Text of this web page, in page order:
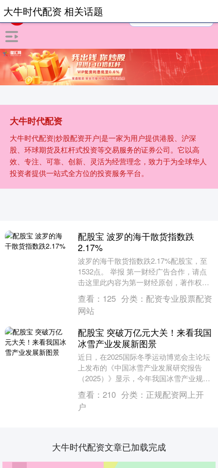
大牛时代配资
大牛时代配资|炒股配资开户|是一家为用户提供港股、沪深
股、环球期货及杠杆式投资等交易服务的证券公司。它以高
效、专注、可靠、创新、灵活为经营理念，致力于为全球华人
投资者提供一站式全方位的投资服务平台。
大牛时代配资 相关话题
配股宝 波罗的海干散货指数跌
2.17%
波罗的海干散货指数跌2.17%配股宝，至
1532点。 举报 第一财经广告合作，请点
击这里此内容为第一财经原创，著作权归
第一财经所有。未经第一财经书面授权，
不得以....
查看： 125 分类： 配资专业股票配资
网站
配股宝 突破万亿元大关！来看我国
冰雪产业发展新图景
近日，在2025国际冬季运动博览会主论坛
上发布的《中国冰雪产业发展研究报告
（2025）》显示，今年我国冰雪产业规模
将突破万亿元大关，达10053亿元。这一
数字标....
查看： 210 分类： 正规配资网上开
户
大牛时代配资文章已加载完成